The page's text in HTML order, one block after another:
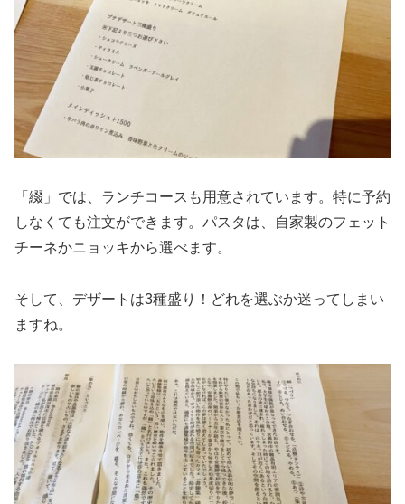
「綴」では、ランチコースも用意されています。特に予約
しなくても注文ができます。パスタは、自家製のフェット
チーネかニョッキから選べます。
そして、デザートは3種盛り！どれを選ぶか迷ってしまい
ますね。